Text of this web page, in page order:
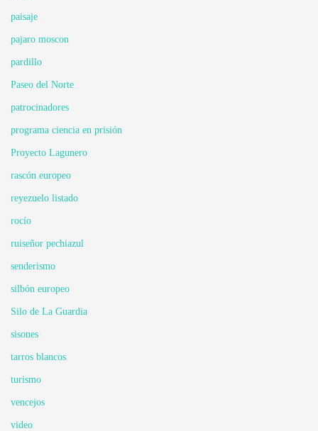
paisaje
pajaro moscon
pardillo
Paseo del Norte
patrocinadores
programa ciencia en prisión
Proyecto Lagunero
rascón europeo
reyezuelo listado
rocío
ruiseñor pechiazul
senderismo
silbón europeo
Silo de La Guardia
sisones
tarros blancos
turismo
vencejos
video